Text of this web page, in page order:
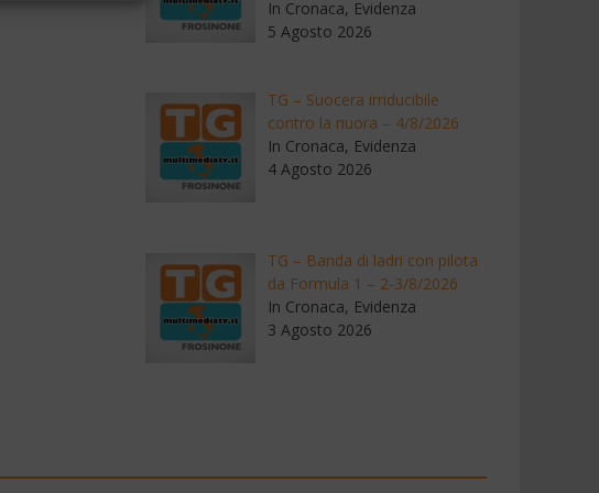
In Cronaca, Evidenza
5 Agosto 2026
TG – Suocera irriducibile
contro la nuora – 4/8/2026
In Cronaca, Evidenza
4 Agosto 2026
TG – Banda di ladri con pilota
da Formula 1 – 2-3/8/2026
In Cronaca, Evidenza
3 Agosto 2026